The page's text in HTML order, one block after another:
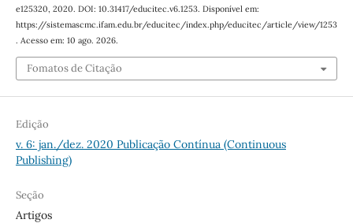
e125320, 2020. DOI: 10.31417/educitec.v6.1253. Disponível em:
https://sistemascmc.ifam.edu.br/educitec/index.php/educitec/article/view/1253
. Acesso em: 10 ago. 2026.
Fomatos de Citação
Edição
v. 6: jan./dez. 2020 Publicação Contínua (Continuous
Publishing)
Seção
Artigos